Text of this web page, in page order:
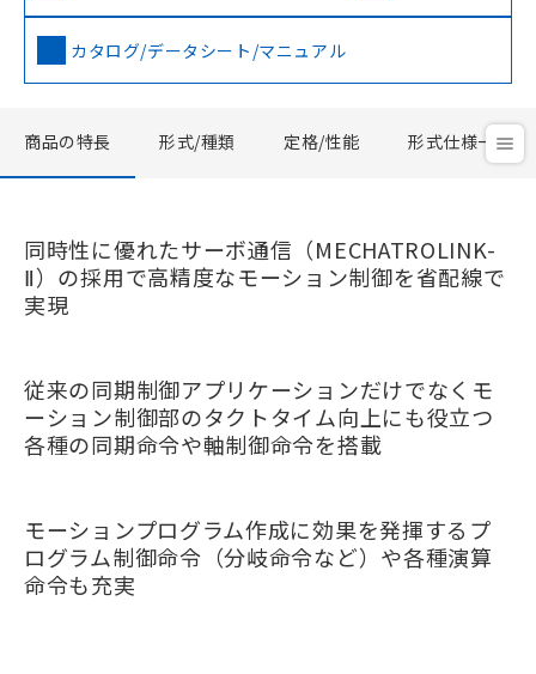
カタログ/データシート/マニュアル
商品の特長 形式/種類 定格/性能 形式仕様一覧
同時性に優れたサーボ通信（MECHATROLINK-
Ⅱ）の採用で高精度なモーション制御を省配線で
実現
従来の同期制御アプリケーションだけでなくモ
ーション制御部のタクトタイム向上にも役立つ
各種の同期命令や軸制御命令を搭載
モーションプログラム作成に効果を発揮するプ
ログラム制御命令（分岐命令など）や各種演算
命令も充実